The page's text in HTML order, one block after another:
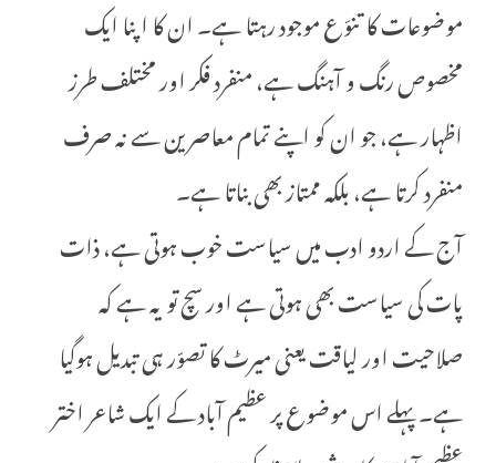
موضوعات کا تنوّع موجود رہتا ہے۔ ان کا اپنا ایک
مخصوص رنگ و آہنگ ہے، منفرد فکر اور مختلف طرز
اظہار ہے، جو ان کو اپنے تمام معاصرین سے نہ صرف
منفرد کرتا ہے، بلکہ ممتاز بھی بناتا ہے۔
آج کے اردو ادب میں سیاست خوب ہوتی ہے، ذات
پات کی سیاست بھی ہوتی ہے اور سچ تو یہ ہے کہ
صلاحیت اور لیاقت یعنی میرٹ کا تصوّر ہی تبدیل ہوگیا
ہے۔ پہلے اس موضوع پر عظیم آباد کے ایک شاعر اختر